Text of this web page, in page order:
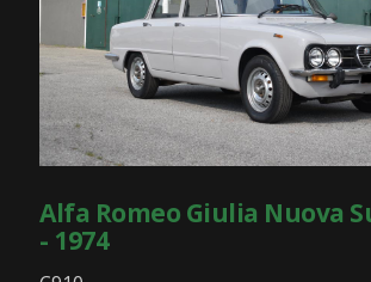
Alfa Romeo Giulia Nuova
- 1974